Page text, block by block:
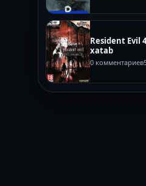
Resident Evil
xatab
0 комментариев